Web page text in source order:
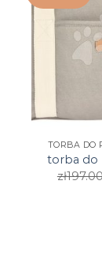
TORBA DO
torba do
zł